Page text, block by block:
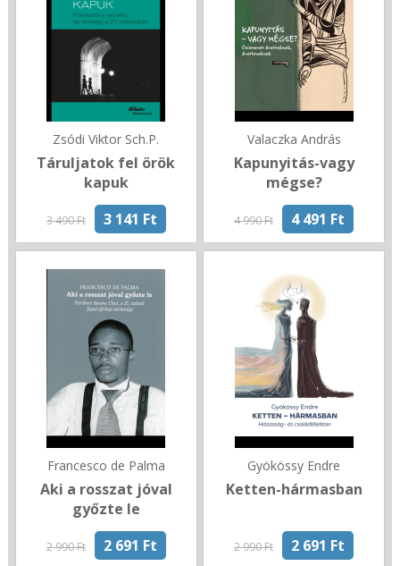
Zsódi Viktor Sch.P.
Táruljatok fel örök
kapuk
3 490 Ft 3 141 Ft
Valaczka András
Kapunyitás-vagy
mégse?
4 990 Ft 4 491 Ft
Francesco de Palma
Aki a rosszat jóval
győzte le
2 990 Ft 2 691 Ft
Gyökössy Endre
Ketten-hármasban
2 990 Ft 2 691 Ft